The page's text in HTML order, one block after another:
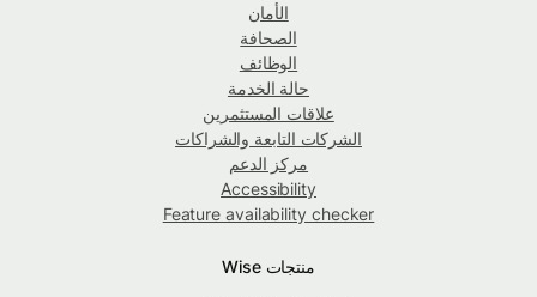
الأمان
الصحافة
الوظائف
حالة الخدمة
علاقات المستثمرين
الشركات التابعة والشراكات
مركز الدعم
Accessibility
Feature availability checker
منتجات Wise